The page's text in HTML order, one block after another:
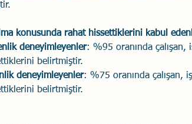
konusunda rahat hissettiklerini kabul
deneyimleyenler: %95 oranında
belirtmiştir.
deneyimleyenler: %75 oranında çalışan,
belirtmiştir.